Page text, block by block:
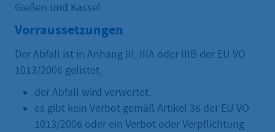
Gießen und Kassel
Vorraussetzungen
Der Abfall ist in Anhang III, IIIA oder IIIB der EU VO
1013/2006 gelistet,
der Abfall wird verwertet,
es gibt kein Verbot gemäß Artikel 36 der EU VO
1013/2006 oder ein Verbot oder Verpflichtung